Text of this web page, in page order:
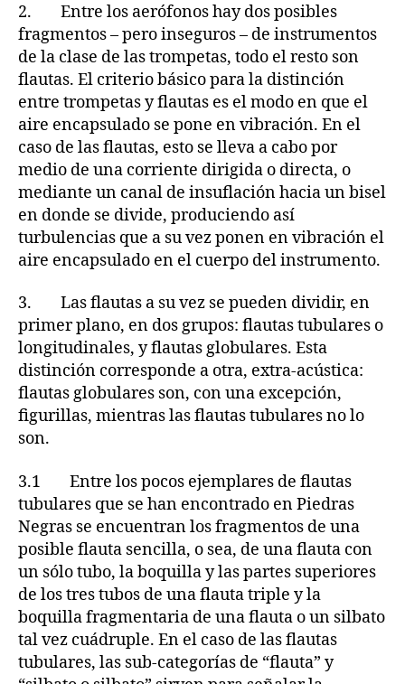
2. Entre los aerófonos hay dos posibles
fragmentos – pero inseguros – de instrumentos
de la clase de las trompetas, todo el resto son
flautas. El criterio básico para la distinción
entre trompetas y flautas es el modo en que el
aire encapsulado se pone en vibración. En el
caso de las flautas, esto se lleva a cabo por
medio de una corriente dirigida o directa, o
mediante un canal de insuflación hacia un bisel
en donde se divide, produciendo así
turbulencias que a su vez ponen en vibración el
aire encapsulado en el cuerpo del instrumento.
3. Las flautas a su vez se pueden dividir, en
primer plano, en dos grupos: flautas tubulares o
longitudinales, y flautas globulares. Esta
distinción corresponde a otra, extra-acústica:
flautas globulares son, con una excepción,
figurillas, mientras las flautas tubulares no lo
son.
3.1 Entre los pocos ejemplares de flautas
tubulares que se han encontrado en Piedras
Negras se encuentran los fragmentos de una
posible flauta sencilla, o sea, de una flauta con
un sólo tubo, la boquilla y las partes superiores
de los tres tubos de una flauta triple y la
boquilla fragmentaria de una flauta o un silbato
tal vez cuádruple. En el caso de las flautas
tubulares, las sub-categorías de “flauta” y